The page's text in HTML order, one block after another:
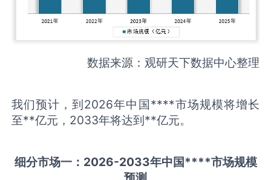
数据来源：观研天下数据中心整理
我们预计，到2026年中国****市场规模将增长
至**亿元，2033年将达到**亿元。
细分市场一： 2026-2033年中国****市场规模